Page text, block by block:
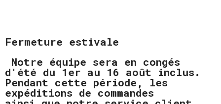
Fermeture estivale
Notre équipe sera en congés
d'été du 1er au 16 août inclus.
Pendant cette période, les
expéditions de commandes